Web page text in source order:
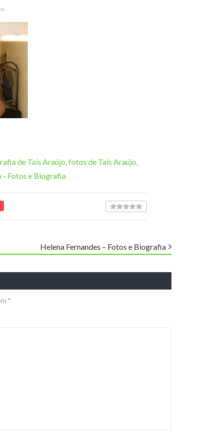
de Taís Araújo,fotos de Taís Araújo,
- Fotos e Biografia
Helena Fernandes – Fotos e Biografia
*